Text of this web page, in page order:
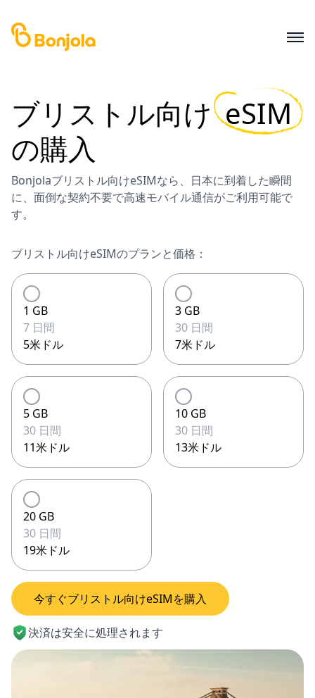
ブリストル向け eSIM
の購入
Bonjolaブリストル向けeSIMなら、日本に到着した瞬間
に、面倒な契約不要で高速モバイル通信がご利用可能で
す。
ブリストル向けeSIMのプランと価格：
1 GB
7 日間
5米ドル
3 GB
30 日間
7米ドル
5 GB
30 日間
11米ドル
10 GB
30 日間
13米ドル
20 GB
30 日間
19米ドル
今すぐブリストル向けeSIMを購入
決済は安全に処理されます